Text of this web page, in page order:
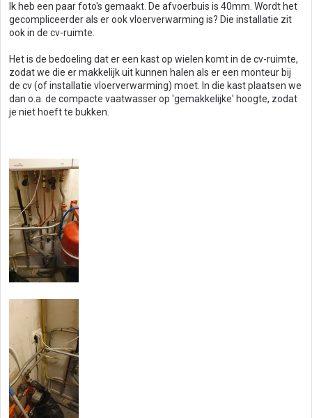
e
n
:
Ik heb een paar foto's gemaakt. De afvoerbuis is 40mm. Wordt het
gecompliceerder als er ook vloerverwarming is? Die installatie zit
ook in de cv-ruimte.
Het is de bedoeling dat er een kast op wielen komt in de cv-ruimte,
zodat we die er makkelijk uit kunnen halen als er een monteur bij
de cv (of installatie vloerverwarming) moet. In die kast plaatsen we
dan o.a. de compacte vaatwasser op 'gemakkelijke' hoogte, zodat
je niet hoeft te bukken.